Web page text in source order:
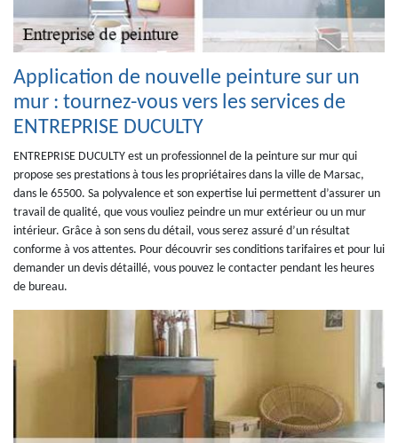
Application de nouvelle peinture sur un
mur : tournez-vous vers les services de
ENTREPRISE DUCULTY
ENTREPRISE DUCULTY est un professionnel de la peinture sur mur qui
propose ses prestations à tous les propriétaires dans la ville de Marsac,
dans le 65500. Sa polyvalence et son expertise lui permettent d’assurer un
travail de qualité, que vous vouliez peindre un mur extérieur ou un mur
intérieur. Grâce à son sens du détail, vous serez assuré d’un résultat
conforme à vos attentes. Pour découvrir ses conditions tarifaires et pour lui
demander un devis détaillé, vous pouvez le contacter pendant les heures
de bureau.